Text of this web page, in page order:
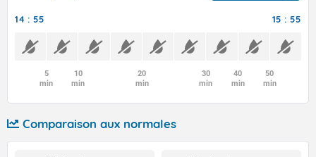
14 : 55 15 : 55
5
min
10
min
20
min
30
min
40
min
50
min
Comparaison aux normales